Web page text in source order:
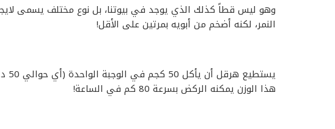
وهو ليس قطاً كذلك الذي يوجد في بيوتنا، بل نوع مختلف يسمى
النمر، لكنه أضخم من أبويه بمرتين على الأقل!
هذا الوزن يمكنه الركض بسرعة 80 كم في الساعة!